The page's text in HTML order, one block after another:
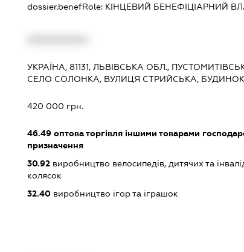
dossier.benefRole: КІНЦЕВИЙ БЕНЕФІЦІАРНИЙ
УКРАЇНА, 81131, ЛЬВІВСЬКА ОБЛ.,
СЕЛО СОЛОНКА, ВУЛИЦЯ СТРИЙСЬКА, БУДИНОК
420 000 грн.
46.49 оптова торгівля іншими товарами
призначення
30.92 виробництво велосипедів, дитячих та
колясок
32.40 виробництво ігор та іграшок